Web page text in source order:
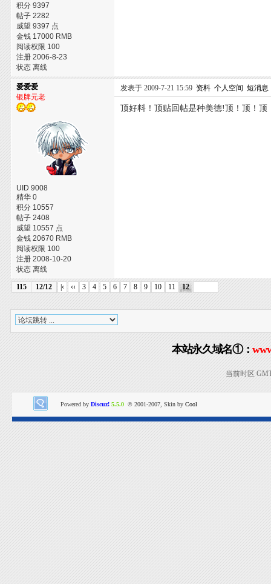
积分 9397
帖子 2282
威望 9397 点
金钱 17000 RMB
阅读权限 100
注册 2006-8-23
状态 离线
爱爱爱
银牌元老
UID 9008
精华 0
积分 10557
帖子 2408
威望 10557 点
金钱 20670 RMB
阅读权限 100
注册 2008-10-20
状态 离线
发表于 2009-7-21 15:59 资料 个人空间 短消息
顶好料！顶贴回帖是种美德!顶！顶！顶
115 12/12 |‹ ‹‹ 3 4 5 6 7 8 9 10 11 12
本站永久域名①：
当前时区
Powered by Discuz! 5.5.0 © 2001-2007, Skin by Cool